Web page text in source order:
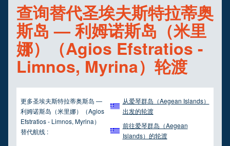
查询替代圣埃夫斯特拉蒂奥
斯岛 — 利姆诺斯岛（米里
娜）（Agios Efstratios -
Limnos, Myrina）轮渡
更多圣埃夫斯特拉蒂奥斯岛 —
利姆诺斯岛（米里娜）（Agios
Efstratios - Limnos, Myrina）
替代航线 :
从爱琴群岛（Aegean Islands）
出发的轮渡
前往爱琴群岛（Aegean
Islands）的轮渡